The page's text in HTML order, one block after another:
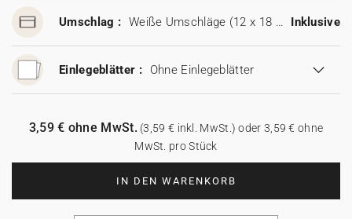
Umschlag : Weiße Umschläge (12 x 18 cm) Inklusive
Einlegeblätter : Ohne Einlegeblätter
IN DEN WARENKORB
3,59 € ohne MwSt.(3,59 € inkl. MwSt.) oder 3,59 € ohne
MwSt. pro Stück